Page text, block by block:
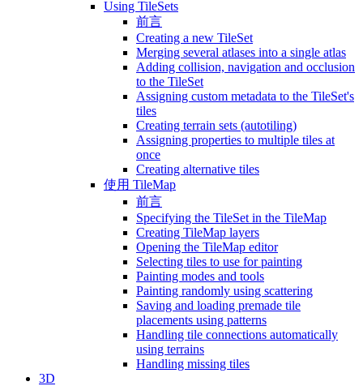
Using TileSets
前言
Creating a new TileSet
Merging several atlases into a single atlas
Adding collision, navigation and occlusion
to the TileSet
Assigning custom metadata to the TileSet's
tiles
Creating terrain sets (autotiling)
Assigning properties to multiple tiles at
once
Creating alternative tiles
使用 TileMap
前言
Specifying the TileSet in the TileMap
Creating TileMap layers
Opening the TileMap editor
Selecting tiles to use for painting
Painting modes and tools
Painting randomly using scattering
Saving and loading premade tile
placements using patterns
Handling tile connections automatically
using terrains
Handling missing tiles
3D